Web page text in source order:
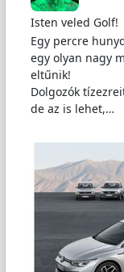
Isten veled Golf!
Egy percre
egy olyan nagy
eltűnik!
Dolgozók
de az is lehet,…